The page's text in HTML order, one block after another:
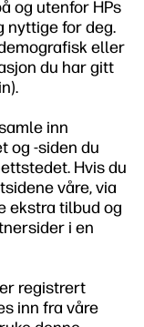
og utenfor HPs
nyttige for deg.
eller
du har gitt
inn
og -siden du
Hvis du
våre, via
ekstra tilbud og
i en
registrert
inn fra våre